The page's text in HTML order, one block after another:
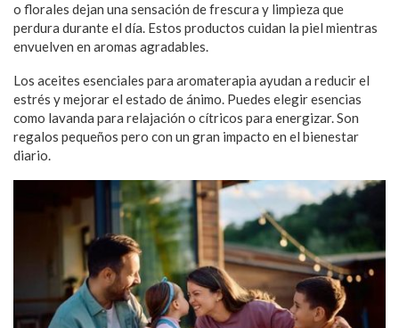
o florales dejan una sensación de frescura y limpieza que
perdura durante el día. Estos productos cuidan la piel mientras
envuelven en aromas agradables.
Los aceites esenciales para aromaterapia ayudan a reducir el
estrés y mejorar el estado de ánimo. Puedes elegir esencias
como lavanda para relajación o cítricos para energizar. Son
regalos pequeños pero con un gran impacto en el bienestar
diario.